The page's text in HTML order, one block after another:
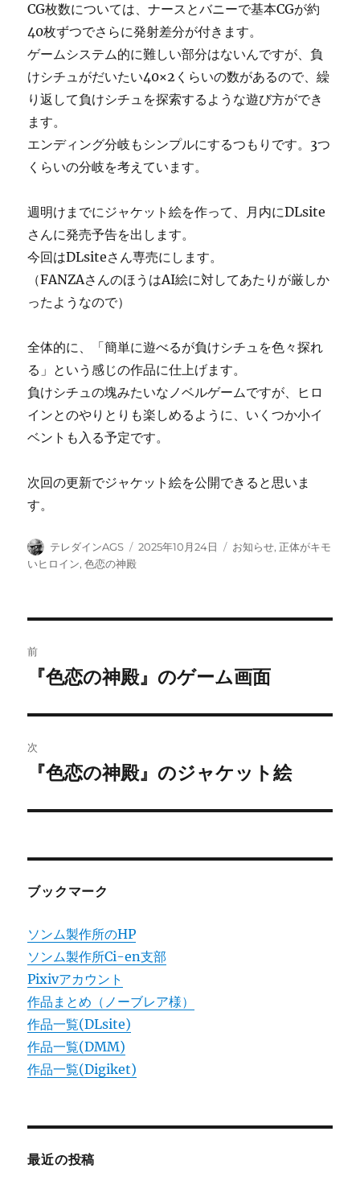
CG枚数については、ナースとバニーで基本CGが約
40枚ずつでさらに発射差分が付きます。
ゲームシステム的に難しい部分はないんですが、負
けシチュがだいたい40×2くらいの数があるので、繰
り返して負けシチュを探索するような遊び方ができ
ます。
エンディング分岐もシンプルにするつもりです。3つ
くらいの分岐を考えています。
週明けまでにジャケット絵を作って、月内にDLsite
さんに発売予告を出します。
今回はDLsiteさん専売にします。
（FANZAさんのほうはAI絵に対してあたりが厳しか
ったようなので）
全体的に、「簡単に遊べるが負けシチュを色々探れ
る」という感じの作品に仕上げます。
負けシチュの塊みたいなノベルゲームですが、ヒロ
インとのやりとりも楽しめるように、いくつか小イ
ベントも入る予定です。
次回の更新でジャケット絵を公開できると思いま
す。
投
稿
テレダインAGS
投
2025年10月24日
カ
お知らせ,正体がキモ
いヒロイン,色恋の神殿
稿
ビ
ゲ
ー
前
前
投
稿:
『色恋の神殿』のゲーム画面
次
次
投
『色恋の神殿』のジャケット絵
ブックマーク
ソンム製作所のHP
ソンム製作所Ci-en支部
Pixivアカウント
作品まとめ（ノーブレア様）
作品一覧(DLsite)
作品一覧(DMM)
作品一覧(Digiket)
最近の投稿